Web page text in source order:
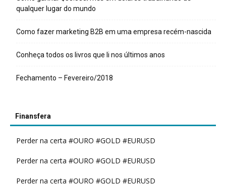
qualquer lugar do mundo
Como fazer marketing B2B em uma empresa recém-nascida
Conheça todos os livros que li nos últimos anos
Fechamento – Fevereiro/2018
Finansfera
Perder na certa #OURO #GOLD #EURUSD
Perder na certa #OURO #GOLD #EURUSD
Perder na certa #OURO #GOLD #EURUSD